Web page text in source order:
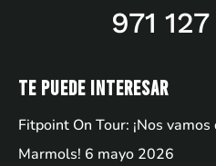
971
Te puede interesar
Fitpoint On Tour: ¡Nos
Marmols! 6 mayo 2026